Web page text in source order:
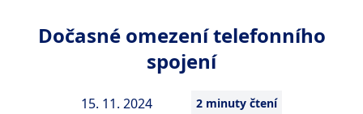
15. 11. 2024 2 minuty čtení
Dočasné omezení telefonního
spojení